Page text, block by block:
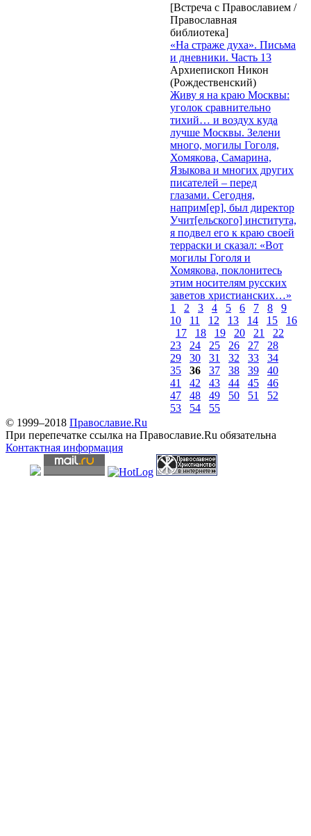
[Встреча с Православием /
Православная
библиотека]
«На страже духа». Письма
и дневники. Часть 13
Архиепископ Никон
(Рождественский)
Живу я на краю Москвы:
уголок сравнительно
тихий… и воздух куда
лучше Москвы. Зелени
много, могилы Гоголя,
Хомякова, Самарина,
Языкова и многих других
писателей – перед
глазами. Сегодня,
наприм[ер], был директор
Учит[ельского] института,
я подвел его к краю своей
терраски и сказал: «Вот
могилы Гоголя и
Хомякова, поклонитесь
этим носителям русских
заветов христианских…»
1
2 3 4 5 6 7 8
9
10
11 12 13 14 15
16
17
18 19 20 21
22
23
24 25 26 27
28
29
30 31 32 33
34
35
36 37 38 39
40
41
42 43 44 45
46
47
48 49 50 51
52
53
54
55
© 1999–2018 Православие.Ru
При перепечатке ссылка на Православие.Ru обязательна
Контактная информация